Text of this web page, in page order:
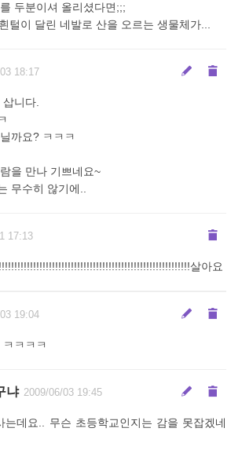
두분이셔 올리셨다면;;;
털이 달린 네발로 산을 오르는 생물체가...
18:17
니다.
까요? ㅋㅋㅋ
을 만나 기쁘네요~
무수히 않기에..
17:13
살아요
19:04
ㅋㅋㅋ
냐 2009/06/03 19:45
는데요.. 무슨 초등학교인지는 감을 못잡겠네